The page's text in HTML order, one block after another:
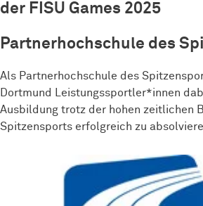
der FISU Games 2025
Partnerhochschule des
Als Partnerhochschule des
Dortmund Leistungssportler*innen
Ausbildung trotz der hohen zeitlichen
Spitzensports erfolgreich zu